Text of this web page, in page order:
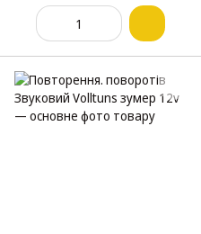
13х6х4см "FormPlas"
FR0221 (2шт)